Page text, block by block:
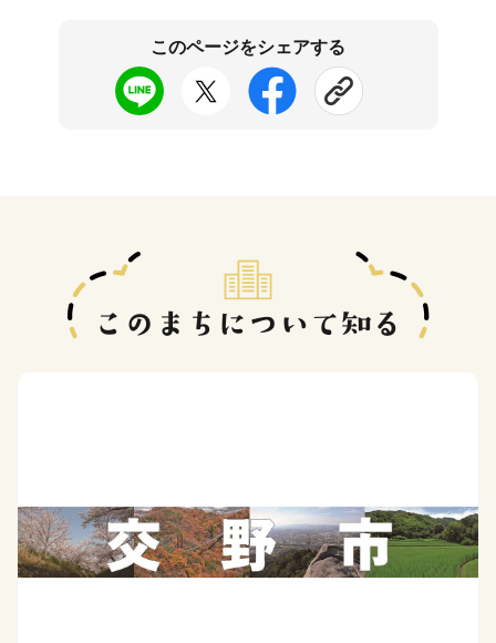
このページをシェアする